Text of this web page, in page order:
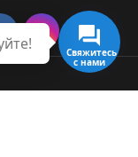
Свяжитесь
с нами